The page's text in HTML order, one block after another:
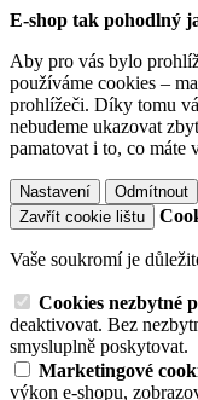
E-shop tak pohodlný
Aby pro vás bylo
používáme cookies –
prohlížeči. Díky tomu
nebudeme ukazovat
pamatovat i to, co máte
Nastavení Odmítnout
Zavřít cookie lištu
Vaše soukromí je
Cookies nezbytné
deaktivovat. Bez
smysluplně poskytovat.
Marketingové
výkon e-shopu,